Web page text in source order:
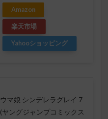
Amazon
楽天市場
Yahooショッピング
ウマ娘 シンデレラグレイ 7
(ヤングジャンプコミックス